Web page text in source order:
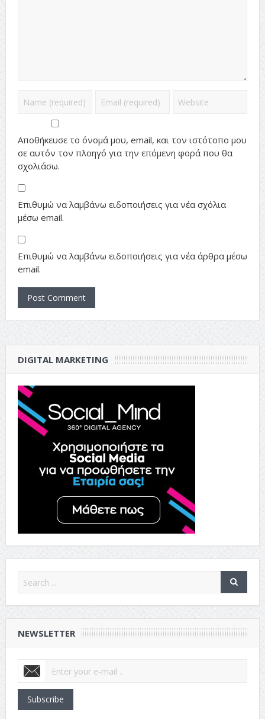
Αποθήκευσε το όνομά μου, email, και τον ιστότοπο μου
σε αυτόν τον πλοηγό για την επόμενη φορά που θα
σχολιάσω.
Επιθυμώ να λαμβάνω ειδοποιήσεις για νέα σχόλια
μέσω email.
Επιθυμώ να λαμβάνω ειδοποιήσεις για νέα άρθρα μέσω
email.
DIGITAL MARKETING
NEWSLETTER
Subscribe